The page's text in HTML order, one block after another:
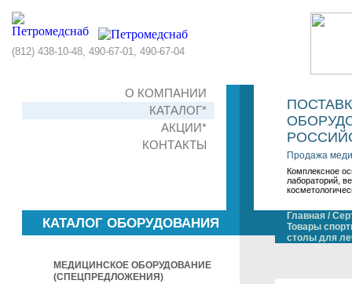
(812) 438-10-48, 490-67-01, 490-67-04
О КОМПАНИИ
КАТАЛОГ*
АКЦИИ*
КОНТАКТЫ
Продажа
Комплексное
лабораторий,
КАТАЛОГ ОБОРУДОВАНИЯ
МЕДИЦИНСКОЕ ОБОРУДОВАНИЕ
(СПЕЦПРЕДЛОЖЕНИЯ)
Главная /
Товары
столы для